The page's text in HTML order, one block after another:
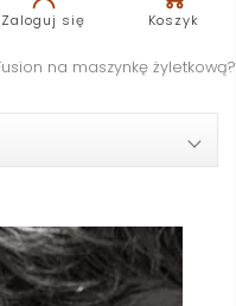
Zaloguj się Koszyk
na maszynkę żyletkową?